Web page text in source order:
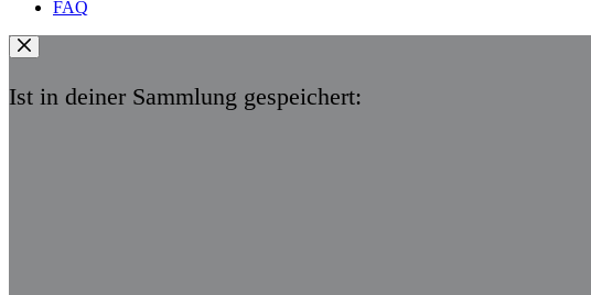
FAQ
Ist in deiner Sammlung gespeichert: